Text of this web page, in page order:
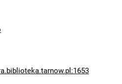
Azotowych im.
1965, nr 13
Azotowych im.